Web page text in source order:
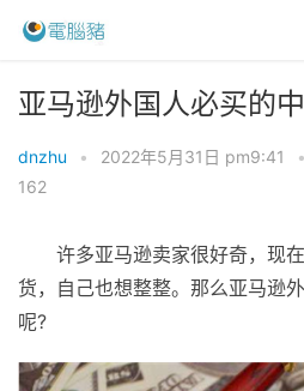
亚马逊外国人必买的
dnzhu • 2022年5月31日 pm9:41 •
162
许多亚马逊卖家很好奇，现在
货，自己也想整整。那么亚马逊
呢?